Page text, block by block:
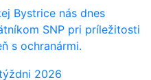
Bystrice nás dnes
SNP pri príležitosti
s ochranármi.